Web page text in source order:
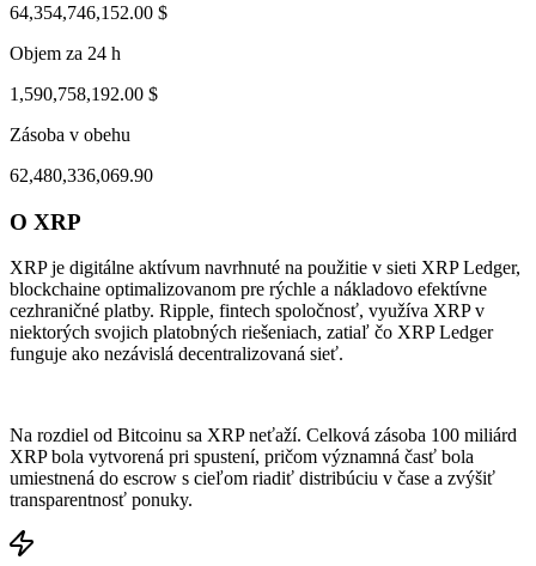
31, 02:27 PM
64,354,746,152.00 $
Objem za 24 h
1,590,758,192.00 $
Zásoba v obehu
62,480,336,069.90
O XRP
XRP je digitálne aktívum navrhnuté na použitie v sieti XRP Ledger,
blockchaine optimalizovanom pre rýchle a nákladovo efektívne
cezhraničné platby. Ripple, fintech spoločnosť, využíva XRP v
niektorých svojich platobných riešeniach, zatiaľ čo XRP Ledger
funguje ako nezávislá decentralizovaná sieť.
Na rozdiel od Bitcoinu sa XRP neťaží. Celková zásoba 100 miliárd
XRP bola vytvorená pri spustení, pričom významná časť bola
umiestnená do escrow s cieľom riadiť distribúciu v čase a zvýšiť
transparentnosť ponuky.